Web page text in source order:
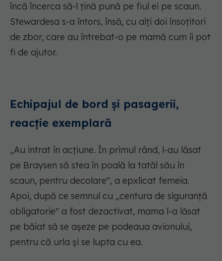
încă încerca să-l țină pună pe fiul ei pe scaun.
Stewardesa s-a întors, însă, cu alți doi însoțitori
de zbor, care au întrebat-o pe mamă cum îi pot
fi de ajutor.
Echipajul de bord și pasagerii,
reacție exemplară
„Au intrat în acțiune. În primul rând, l-au lăsat
pe Braysen să stea în poală la tatăl său în
scaun, pentru decolare", a epxlicat femeia.
Apoi, după ce semnul cu „centura de siguranță
obligatorie" a fost dezactivat, mama l-a lăsat
pe băiat să se așeze pe podeaua avionului,
pentru că urla și se lupta cu ea.